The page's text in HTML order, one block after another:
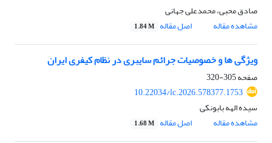
صادق محبی، محمدعلی جهانی
مشاهده مقاله
اصل مقاله 1.84 M
ویژگی ها و خصوصیات جرائم سایبری در نظام کیفری ایران
صفحه305-320
10.22034/lc.2026.578377.1753
سیده الهه بابونکی
مشاهده مقاله
اصل مقاله 1.68 M